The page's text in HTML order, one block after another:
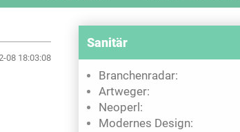
08 18:03:08
Sanitär
Branchenradar:
Artweger:
Neoperl:
Modernes Design: